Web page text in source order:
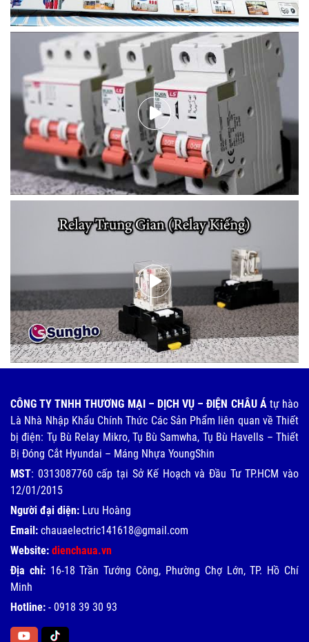
CÔNG TY TNHH THƯƠNG MẠI – DỊCH VỤ – ĐIỆN CHÂU Á tự hào
Là Nhà Nhập Khẩu Chính Thức Các Sản Phẩm liên quan về Thiết
bị điện: Tụ Bù Relay Mikro, Tụ Bù Samwha, Tụ Bù Havells – Thiết
Bị Đóng Cắt Hyundai – Máng Nhựa YoungShin
MST: 0313087760 cấp tại Sở Kế Hoạch và Đầu Tư TP.HCM vào
12/01/2015
Người đại diện: Lưu Hoàng
Email: chauaelectric141618@gmail.com
Website: dienchaua.vn
Địa chỉ: 16-18 Trần Tướng Công, Phường Chợ Lớn, TP. Hồ Chí
Minh
Hotline: - 0918 39 30 93